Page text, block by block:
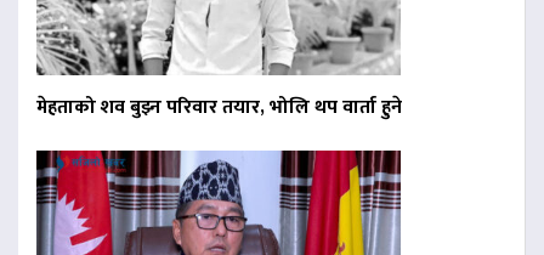
मेहताको शव बुझ्न परिवार तयार, भोलि थप वार्ता हुने